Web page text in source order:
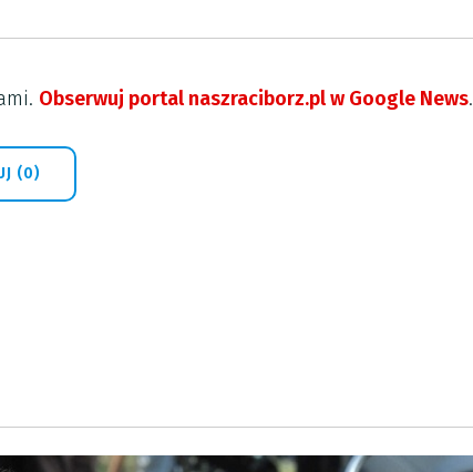
Obserwuj portal naszraciborz.pl w Google News.
(0)